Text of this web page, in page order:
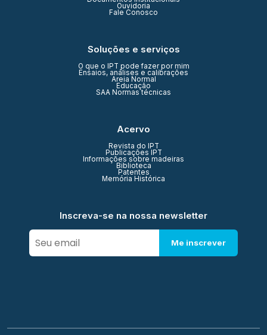
Ouvidoria
Fale Conosco
Soluções e serviços
O que o IPT pode fazer por mim
Ensaios, análises e calibrações
Areia Normal
Educação
SAA Normas técnicas
Acervo
Revista do IPT
Publicações IPT
Informações sobre madeiras
Biblioteca
Patentes
Memória Histórica
Inscreva-se na nossa newsletter
Me inscrever